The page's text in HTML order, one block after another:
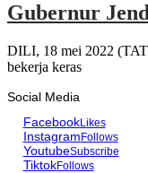
Gubernur
DILI, 18 mei 2022
bekerja keras
Social Media
FacebookLikes
InstagramFollows
YoutubeSubscribe
TiktokFollows